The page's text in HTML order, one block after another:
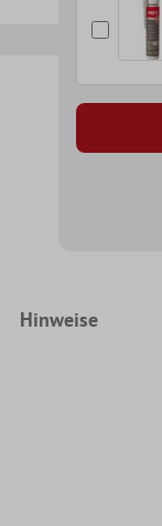
Hinweise